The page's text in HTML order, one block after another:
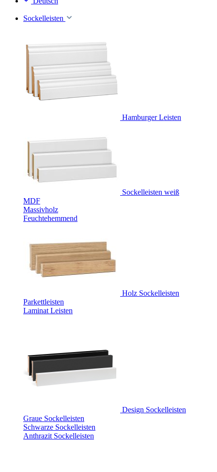
Sockelleisten
Hamburger Leisten
Sockelleisten weiß
MDF
Massivholz
Feuchtehemmend
Holz Sockelleisten
Parkettleisten
Laminat Leisten
Design Sockelleisten
Graue Sockelleisten
Schwarze Sockelleisten
Anthrazit Sockelleisten